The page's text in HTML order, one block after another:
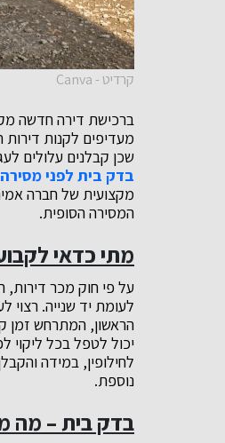
קרדיט - Canva
ברכישת דירה חדשה
מעדיפים לקנות
שכן קבלנים עלולים
בדק בית לפני מסירה
מקצועית של חברה
המסירה הסופית.
מתי כדאי
על פי חוק מכר דירות,
לעומת יד שנייה.
הראשון, המתרחש זמן
יכול לטפל בכל ליקוי
לחילופין, במידה
נוספת.
בדק בית – מה